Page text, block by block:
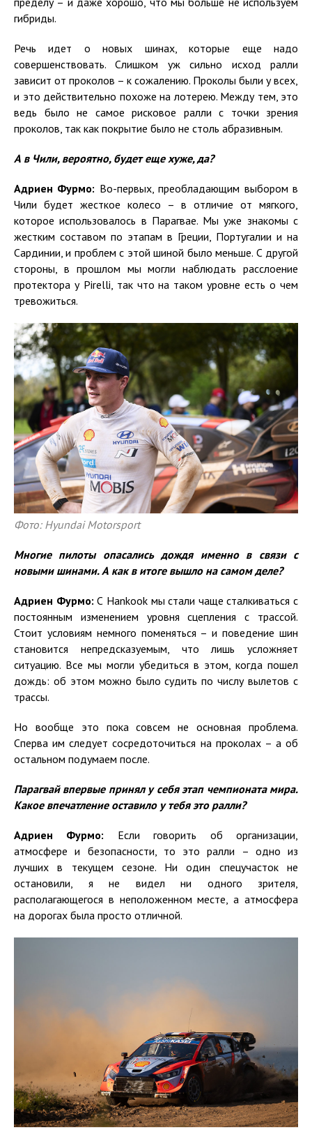
гибриды.
Речь идет о новых шинах, которые еще надо
совершенствовать. Слишком уж сильно исход ралли
зависит от проколов – к сожалению. Проколы были у всех,
и это действительно похоже на лотерею. Между тем, это
ведь было не самое рисковое ралли с точки зрения
проколов, так как покрытие было не столь абразивным.
А в Чили, вероятно, будет еще хуже, да?
Адриен Фурмо: Во-первых, преобладающим выбором в
Чили будет жесткое колесо – в отличие от мягкого,
которое использовалось в Парагвае. Мы уже знакомы с
жестким составом по этапам в Греции, Португалии и на
Сардинии, и проблем с этой шиной было меньше. С другой
стороны, в прошлом мы могли наблюдать расслоение
протектора у Pirelli, так что на таком уровне есть о чем
тревожиться.
Фото: Hyundai Motorsport
Многие пилоты опасались дождя именно в связи с
новыми шинами. А как в итоге вышло на самом деле?
Адриен Фурмо: С Hankook мы стали чаще сталкиваться с
постоянным изменением уровня сцепления с трассой.
Стоит условиям немного поменяться – и поведение шин
становится непредсказуемым, что лишь усложняет
ситуацию. Все мы могли убедиться в этом, когда пошел
дождь: об этом можно было судить по числу вылетов с
трассы.
Но вообще это пока совсем не основная проблема.
Сперва им следует сосредоточиться на проколах – а об
остальном подумаем после.
Парагвай впервые принял у себя этап чемпионата мира.
Какое впечатление оставило у тебя это ралли?
Адриен Фурмо: Если говорить об организации,
атмосфере и безопасности, то это ралли – одно из
лучших в текущем сезоне. Ни один спецучасток не
остановили, я не видел ни одного зрителя,
располагающегося в неположенном месте, а атмосфера
на дорогах была просто отличной.